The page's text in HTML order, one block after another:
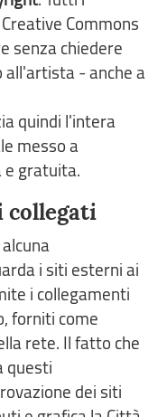
Commons
senza chiedere
all'artista - anche a
quindi l'intera
messo a
e gratuita.
collegati
i siti esterni ai
i collegamenti
forniti come
rete. Il fatto che
questi
dei siti